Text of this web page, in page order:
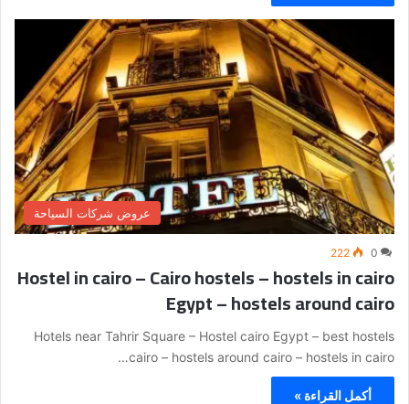
عروض شركات السياحة
0
222
Hostel in cairo – Cairo hostels – hostels in cairo
Egypt – hostels around cairo
Hotels near Tahrir Square – Hostel cairo Egypt – best hostels
cairo – hostels around cairo – hostels in cairo…
أكمل القراءة »